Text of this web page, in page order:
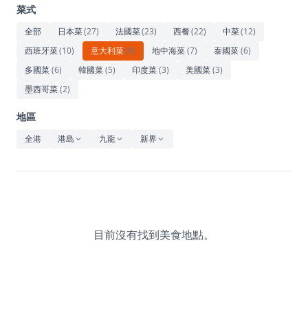
藝術文化
休閒
音樂
菜式
全部 日本菜(27) 法國菜(23) 西餐(22) 中菜(12)
西班牙菜(10) 意大利菜(9) 地中海菜(7) 泰國菜(6)
多國菜(6) 韓國菜(5) 印度菜(3) 美國菜(3)
墨西哥菜(2)
地區
全港 港島 九龍 新界
目前沒有找到美食地點。